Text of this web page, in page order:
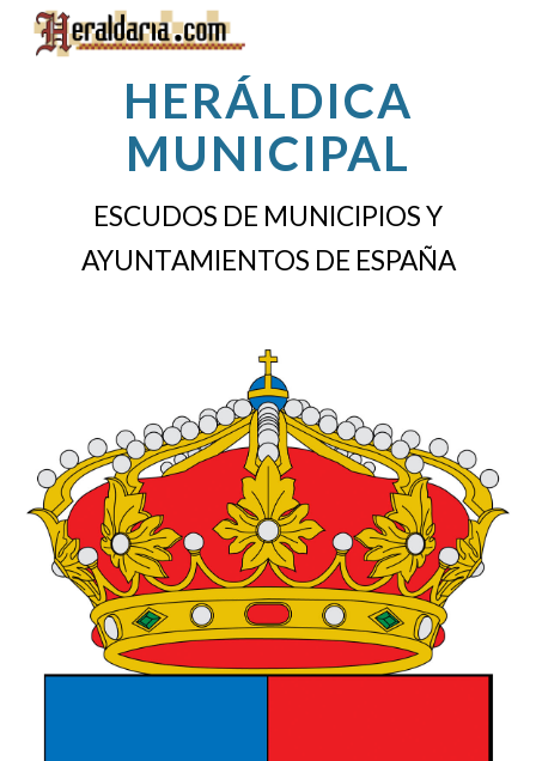
Skip to main content
HERÁLDICA
MUNICIPAL
ESCUDOS DE MUNICIPIOS Y
AYUNTAMIENTOS DE ESPAÑA